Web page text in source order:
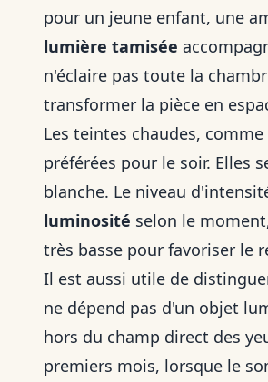
pour un jeune enfant, une
lumière tamisée
n'éclaire pas toute la
transformer la pièce en
Les teintes chaudes,
préférées pour le soir. Elles
blanche. Le niveau
luminosité selon le
très basse pour favoriser le
Il est aussi utile de
ne dépend pas d'un objet
hors du champ direct des
premiers mois, lorsque le